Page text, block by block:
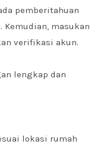
pemberitahuan
Kemudian, masukan
verifikasi akun.
lengkap dan
lokasi rumah